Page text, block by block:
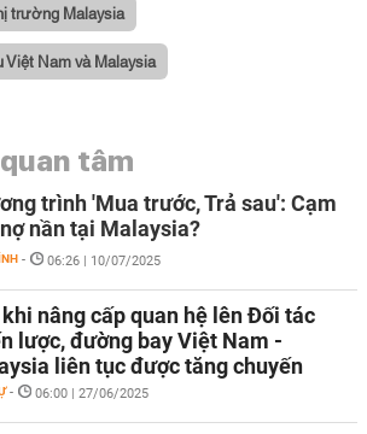
trường Malaysia
Việt Nam và Malaysia
tâm
trình 'Mua trước, Trả sau': Cạm
nần tại Malaysia?
- 06:26 | 10/07/2025
nâng cấp quan hệ lên Đối tác
lược, đường bay Việt Nam -
liên tục được tăng chuyến
- 06:00 | 27/06/2025